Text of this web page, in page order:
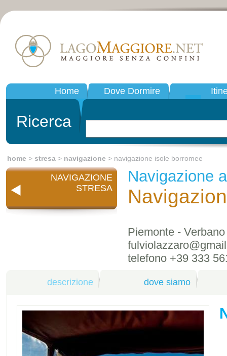
Home Dove Dormire
Ricerca
home > stresa > navigazione > navigazione isole borromee
NAVIGAZIONE
STRESA
Navigazione
Piemonte -
telefono +39 333
descrizione dove siamo